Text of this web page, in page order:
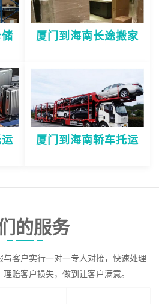
厦门到海南长途搬家
厦门到海南轿车托运
的服务
客户实行一对一专人对接，快速处理
赔客户损失，做到让客户满意。